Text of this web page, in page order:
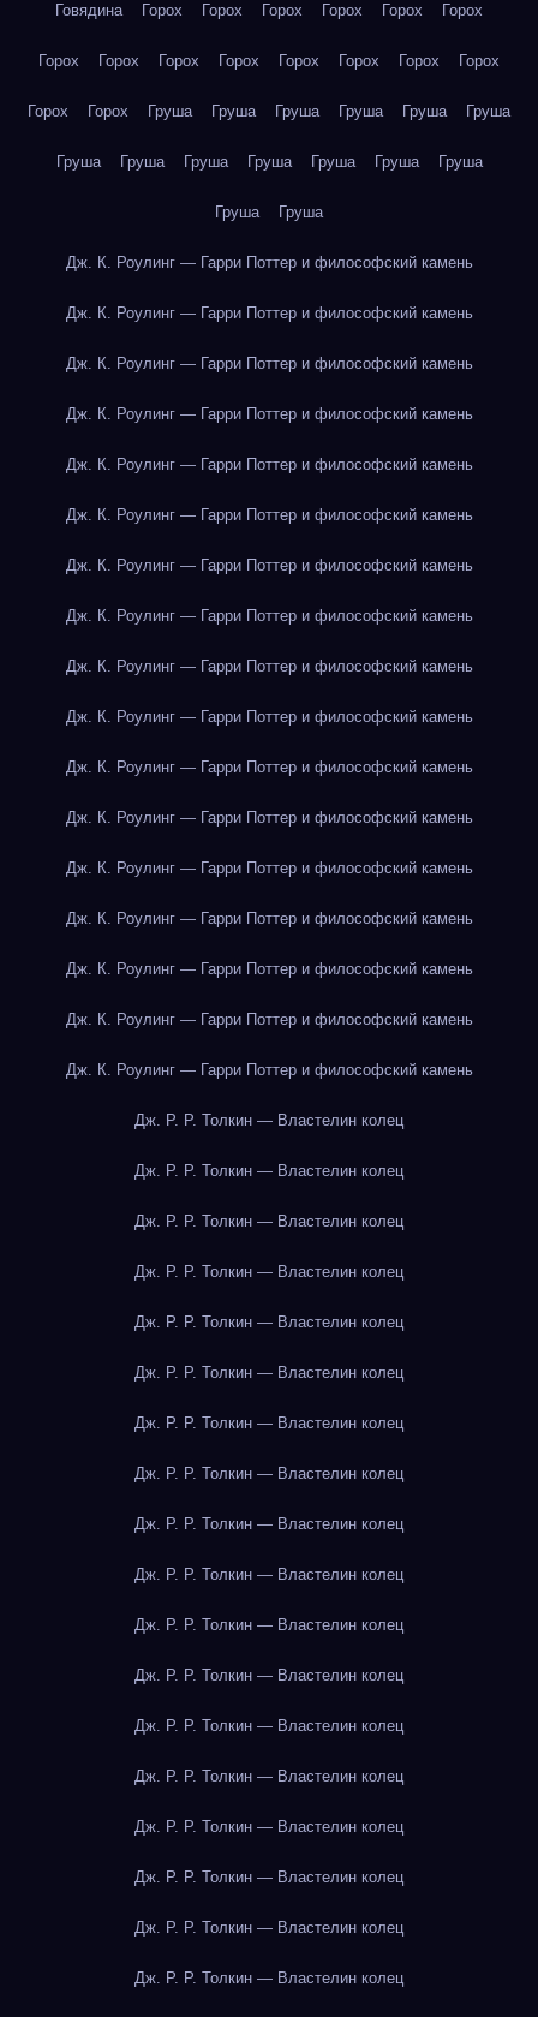
Говядина Горох Горох Горох Горох Горох Горох
Горох Горох Горох Горох Горох Горох Горох Горох
Горох Горох Груша Груша Груша Груша Груша Груша
Груша Груша Груша Груша Груша Груша Груша
Груша Груша
Дж. К. Роулинг — Гарри Поттер и философский камень
Дж. К. Роулинг — Гарри Поттер и философский камень
Дж. К. Роулинг — Гарри Поттер и философский камень
Дж. К. Роулинг — Гарри Поттер и философский камень
Дж. К. Роулинг — Гарри Поттер и философский камень
Дж. К. Роулинг — Гарри Поттер и философский камень
Дж. К. Роулинг — Гарри Поттер и философский камень
Дж. К. Роулинг — Гарри Поттер и философский камень
Дж. К. Роулинг — Гарри Поттер и философский камень
Дж. К. Роулинг — Гарри Поттер и философский камень
Дж. К. Роулинг — Гарри Поттер и философский камень
Дж. К. Роулинг — Гарри Поттер и философский камень
Дж. К. Роулинг — Гарри Поттер и философский камень
Дж. К. Роулинг — Гарри Поттер и философский камень
Дж. К. Роулинг — Гарри Поттер и философский камень
Дж. К. Роулинг — Гарри Поттер и философский камень
Дж. К. Роулинг — Гарри Поттер и философский камень
Дж. Р. Р. Толкин — Властелин колец
Дж. Р. Р. Толкин — Властелин колец
Дж. Р. Р. Толкин — Властелин колец
Дж. Р. Р. Толкин — Властелин колец
Дж. Р. Р. Толкин — Властелин колец
Дж. Р. Р. Толкин — Властелин колец
Дж. Р. Р. Толкин — Властелин колец
Дж. Р. Р. Толкин — Властелин колец
Дж. Р. Р. Толкин — Властелин колец
Дж. Р. Р. Толкин — Властелин колец
Дж. Р. Р. Толкин — Властелин колец
Дж. Р. Р. Толкин — Властелин колец
Дж. Р. Р. Толкин — Властелин колец
Дж. Р. Р. Толкин — Властелин колец
Дж. Р. Р. Толкин — Властелин колец
Дж. Р. Р. Толкин — Властелин колец
Дж. Р. Р. Толкин — Властелин колец
Дж. Р. Р. Толкин — Властелин колец